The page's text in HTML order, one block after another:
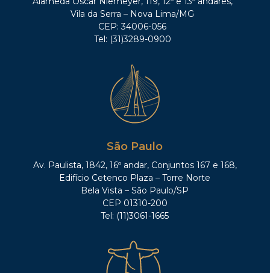
Vila da Serra – Nova Lima/MG
CEP: 34006-056
Tel: (31)3289-0900
São Paulo
Av. Paulista, 1842, 16º andar, Conjuntos 167 e 168,
Edifício Cetenco Plaza – Torre Norte
Bela Vista – São Paulo/SP
CEP 01310-200
Tel: (11)3061-1665